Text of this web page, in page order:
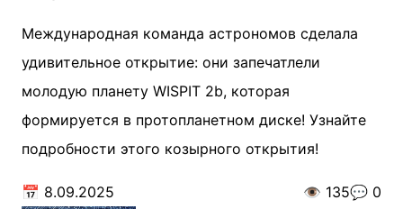
Международная команда астрономов сделала
удивительное открытие: они запечатлели
молодую планету WISPIT 2b, которая
формируется в протопланетном диске! Узнайте
подробности этого козырного открытия!
📅 8.09.2025 👁️ 135💬 0